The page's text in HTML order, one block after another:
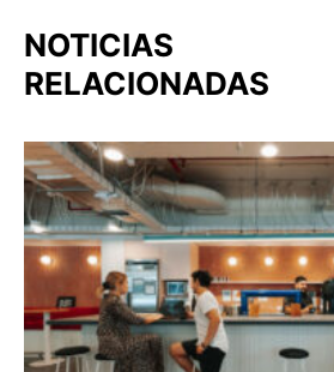
NOTICIAS
RELACIONADAS